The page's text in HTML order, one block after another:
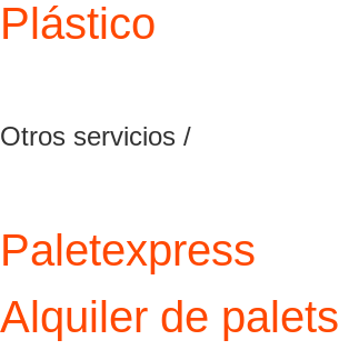
Plástico
Otros servicios /
Paletexpress
Alquiler de palets